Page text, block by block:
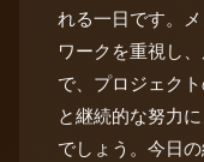
れる一日です。
ワークを重視し
で、プロジェク
と継続的な努力
でしょう。今日